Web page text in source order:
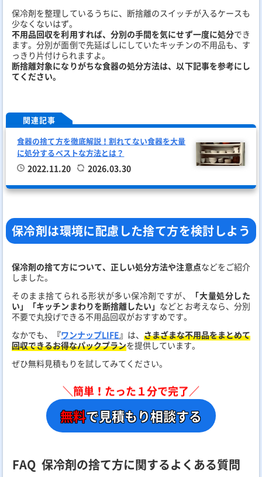
保冷剤を整理しているうちに、断捨離のスイッチが入るケースも
少なくないはず。
不用品回収を利用すれば、分別の手間を気にせず一度に処分でき
ます。分別が面倒で先延ばしにしていたキッチンの不用品も、す
っきり片付けられますよ。
断捨離対象になりがちな食器の処分方法は、以下記事を参考にし
てください。
関連記事
食器の捨て方を徹底解説！割れてない食器を大量
に処分するベストな方法とは？
2022.11.20 2026.03.30
保冷剤は環境に配慮した捨て方を検討しよう
保冷剤の捨て方について、正しい処分方法や注意点などをご紹介
しました。
そのまま捨てられる形状が多い保冷剤ですが、
「大量処分した
い」「キッチンまわりを断捨離したい」 などとお考えなら、分別
不要で丸投げできる不用品回収がおすすめです。
なかでも、
『ワンナップLIFE 』 は、 さまざまな不用品をまとめて
回収できるお得なパックプランを提供しています。
ぜひ無料見積もりを試してみてください。
＼簡単！たった１分で完了／
無料で見積もり相談する
FAQ 保冷剤の捨て方に関するよくある質問